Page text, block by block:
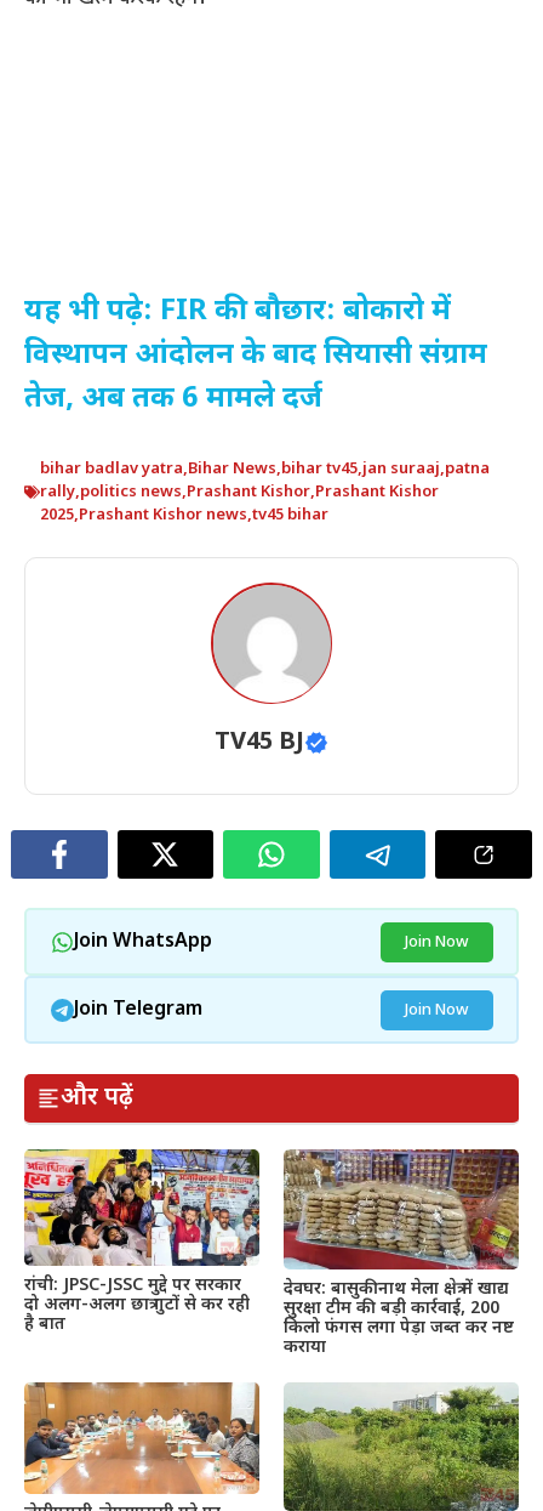
यह भी पढ़े: FIR की बौछार: बोकारो में
विस्थापन आंदोलन के बाद सियासी संग्राम
तेज, अब तक 6 मामले दर्ज
bihar badlav yatra,Bihar News,bihar tv45,jan suraaj,patna
rally,politics news,Prashant Kishor,Prashant Kishor
2025,Prashant Kishor news,tv45 bihar
TV45 BJ
Join WhatsApp Join Now
Join Telegram Join Now
और पढ़ें
रांची: JPSC-JSSC मुद्दे पर सरकार
दो अलग-अलग छात्र गुटों से कर रही
है बात
देवघर: बासुकीनाथ मेला क्षेत्र में खाद्य
सुरक्षा टीम की बड़ी कार्रवाई, 200
किलो फंगस लगा पेड़ा जब्त कर नष्ट
कराया